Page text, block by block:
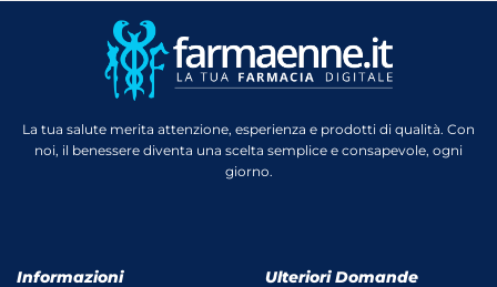
La tua salute merita attenzione, esperienza e prodotti di qualità. Con
noi, il benessere diventa una scelta semplice e consapevole, ogni
giorno.
Informazioni Ulteriori Domande